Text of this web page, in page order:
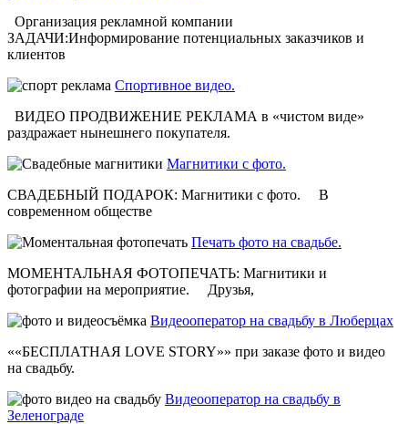
Организация рекламной компании
ЗАДАЧИ:Информирование потенциальных заказчиков и
клиентов
Спортивное видео.
ВИДЕО ПРОДВИЖЕНИЕ РЕКЛАМА в «чистом виде»
раздражает нынешнего покупателя.
Магнитики с фото.
СВАДЕБНЫЙ ПОДАРОК: Магнитики с фото. В
современном обществе
Печать фото на свадьбе.
МОМЕНТАЛЬНАЯ ФОТОПЕЧАТЬ: Магнитики и
фотографии на мероприятие. Друзья,
Видеооператор на свадьбу в Люберцах
««БЕСПЛАТНАЯ LOVE STORY»» при заказе фото и видео
на свадьбу.
Видеооператор на свадьбу в
Зеленограде